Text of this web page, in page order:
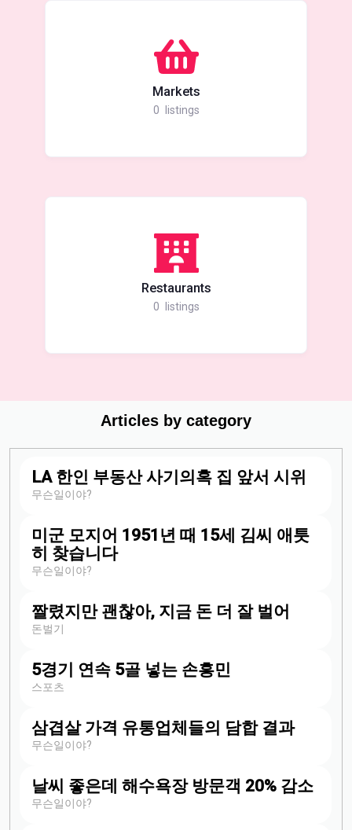
Markets
0 listings
Restaurants
0 listings
Articles by category
LA 한인 부동산 사기의혹 집 앞서 시위
무슨일이야?
미군 모지어 1951년 때 15세 김씨 애틋
히 찾습니다
무슨일이야?
짤렸지만 괜찮아, 지금 돈 더 잘 벌어
돈벌기
5경기 연속 5골 넣는 손흥민
스포츠
삼겹살 가격 유통업체들의 담합 결과
무슨일이야?
날씨 좋은데 해수욕장 방문객 20% 감소
무슨일이야?